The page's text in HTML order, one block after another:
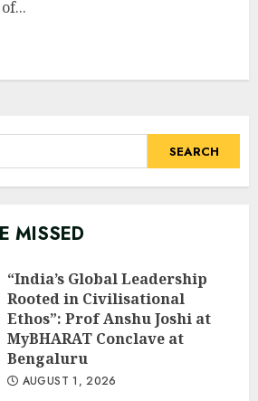
MISSED
“India’s Global Leadership
Rooted in Civilisational
Ethos”: Prof Anshu Joshi at
MyBHARAT Conclave at
Bengaluru
AUGUST 1, 2026